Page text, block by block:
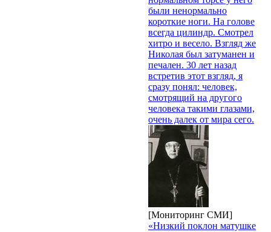
были ненормально
короткие ноги. На голове
всегда цилиндр. Смотрел
хитро и весело. Взгляд же
Николая был затуманен и
печален. 30 лет назад
встретив этот взгляд, я
сразу понял: человек,
смотрящий на другого
человека такими глазами,
очень далек от мира сего.
[Мониторинг СМИ]
«Низкий поклон матушке